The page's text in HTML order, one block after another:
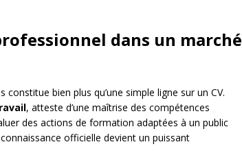
dans un marché
bien plus qu’une simple ligne sur un CV.
, atteste d’une maîtrise des compétences
des actions de formation adaptées à un public
officielle devient un puissant